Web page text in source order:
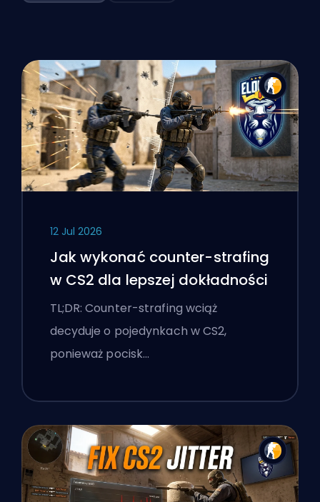
12 Jul 2026
Jak wykonać counter-strafing
w CS2 dla lepszej dokładności
TL;DR: Counter-strafing wciąż
decyduje o pojedynkach w CS2,
ponieważ pocisk…